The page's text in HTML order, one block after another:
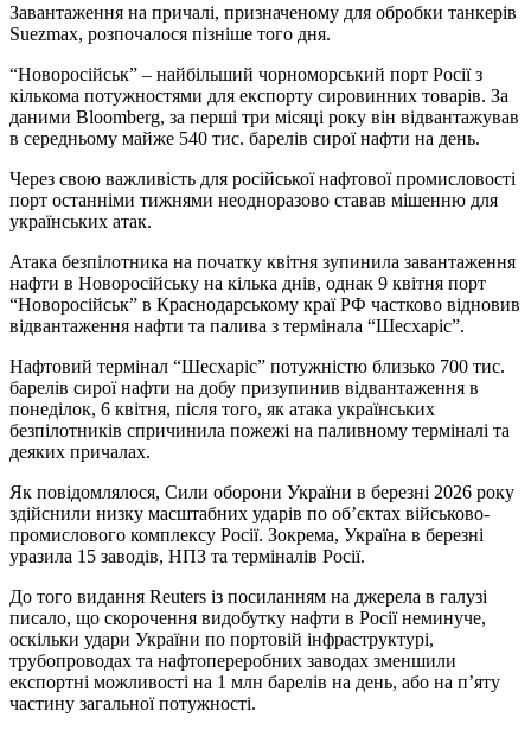
Завантаження на причалі, призначеному для обробки танкерів
Suezmax, розпочалося пізніше того дня.
“Новоросійськ” – найбільший чорноморський порт Росії з
кількома потужностями для експорту сировинних товарів. За
даними Bloomberg, за перші три місяці року він відвантажував
в середньому майже 540 тис. барелів сирої нафти на день.
Через свою важливість для російської нафтової промисловості
порт останніми тижнями неодноразово ставав мішенню для
українських атак.
Атака безпілотника на початку квітня зупинила завантаження
нафти в Новоросійську на кілька днів, однак 9 квітня порт
“Новоросійськ” в Краснодарському краї РФ частково відновив
відвантаження нафти та палива з термінала “Шесхаріс”.
Нафтовий термінал “Шесхаріс” потужністю близько 700 тис.
барелів сирої нафти на добу призупинив відвантаження в
понеділок, 6 квітня, після того, як атака українських
безпілотників спричинила пожежі на паливному терміналі та
деяких причалах.
Як повідомлялося, Сили оборони України в березні 2026 року
здійснили низку масштабних ударів по об’єктах військово-
промислового комплексу Росії. Зокрема, Україна в березні
уразила 15 заводів, НПЗ та терміналів Росії.
До того видання Reuters із посиланням на джерела в галузі
писало, що скорочення видобутку нафти в Росії неминуче,
оскільки удари України по портовій інфраструктурі,
трубопроводах та нафтопереробних заводах зменшили
експортні можливості на 1 млн барелів на день, або на п’яту
частину загальної потужності.